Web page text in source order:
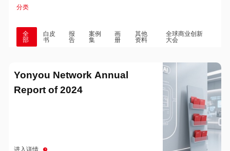
分类
全
部
白皮
书
报
告
案例
集
画
册
其他
资料
全球商业创新
大会
Yonyou Network Annual
Report of 2024
进入详情